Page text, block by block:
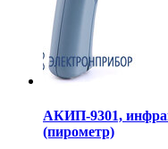
АКИП-9301,
(пирометр)